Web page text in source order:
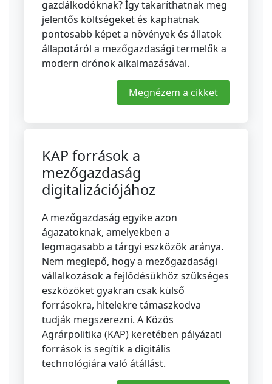
gazdálkodóknak? Így takaríthatnak meg
jelentős költségeket és kaphatnak
pontosabb képet a növények és állatok
állapotáról a mezőgazdasági termelők a
modern drónok alkalmazásával.
Megnézem a cikket
KAP források a
mezőgazdaság
digitalizációjához
A mezőgazdaság egyike azon
ágazatoknak, amelyekben a
legmagasabb a tárgyi eszközök aránya.
Nem meglepő, hogy a mezőgazdasági
vállalkozások a fejlődésükhöz szükséges
eszközöket gyakran csak külső
forrásokra, hitelekre támaszkodva
tudják megszerezni. A Közös
Agrárpolitika (KAP) keretében pályázati
források is segítik a digitális
technológiára való átállást.